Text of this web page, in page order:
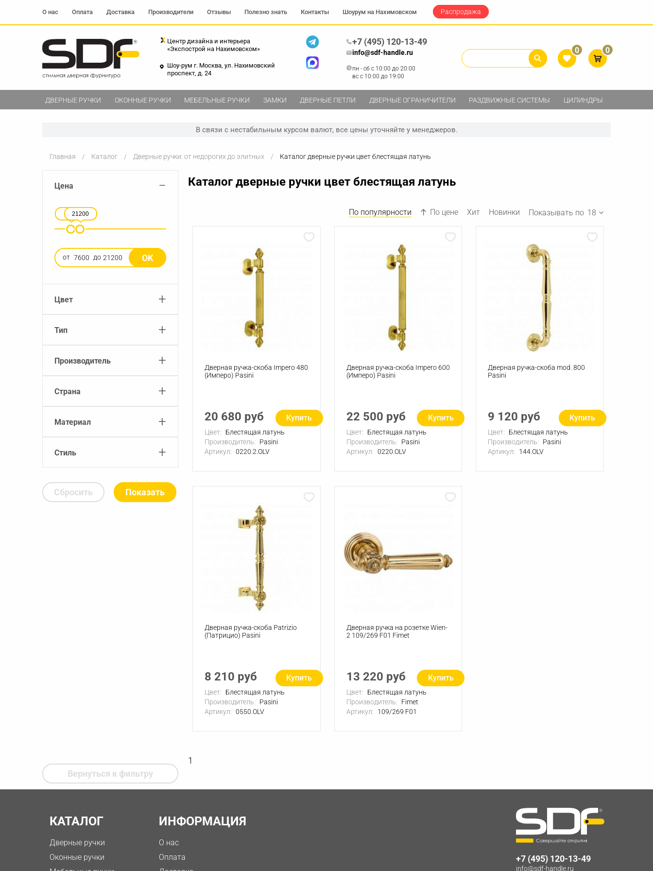
Центр дизайна и интерьера
«Экспострой на Нахимовском»
Шоу-рум г. Москва, ул. Нахимовский
проспект, д. 24
+7 (495) 120-13-49
info@sdf-handle.ru
пн - сб c 10:00 до 20:00
вс c 10:00 до 19:00
0 0
О нас Оплата Доставка Производители Отзывы Полезно знать Контакты Шоурум на Нахимовском Распродажа
ДВЕРНЫЕ РУЧКИ ОКОННЫЕ РУЧКИ МЕБЕЛЬНЫЕ РУЧКИ ЗАМКИ ДВЕРНЫЕ ПЕТЛИ ДВЕРНЫЕ ОГРАНИЧИТЕЛИ РАЗДВИЖНЫЕ СИСТЕМЫ ЦИЛИНДРЫ
В связи с нестабильным курсом валют, все цены уточняйте у менеджеров.
Главная Каталог Дверные ручки: от недорогих до элитных Каталог дверные ручки цвет блестящая латунь
Цена −
760021200
от до OK
Цвет +
Тип +
Производитель +
Страна +
Материал +
Стиль +
Сбросить
Вернуться к фильтру
Каталог дверные ручки цвет блестящая латунь
По популярности По цене Хит Новинки Показывать по 18
Дверная ручка-скоба Impero 480
(Имперо) Pasini
20 680 руб Купить
Цвет:
Блестящая латунь
Производитель:
Pasini
Артикул: 0220.2.OLV
Дверная ручка-скоба Impero 600
(Имперо) Pasini
22 500 руб Купить
Цвет:
Блестящая латунь
Производитель:
Pasini
Артикул: 0220.OLV
Дверная ручка-скоба mod. 800
Pasini
9 120 руб Купить
Цвет:
Блестящая латунь
Производитель:
Pasini
Артикул:
144.OLV
Дверная ручка-скоба Patrizio
(Патрицио) Pasini
8 210 руб Купить
Цвет:
Блестящая латунь
Производитель:
Pasini
Артикул: 0550.OLV
Дверная ручка на розетке Wien-
2 109/269 F01 Fimet
13 220 руб Купить
Цвет:
Блестящая латунь
Производитель:
Fimet
Артикул:
109/269 F01
1
КАТАЛОГ
Дверные ручки
Оконные ручки
ИНФОРМАЦИЯ
О нас
Оплата
+7 (495) 120-13-49
info@sdf-handle.ru